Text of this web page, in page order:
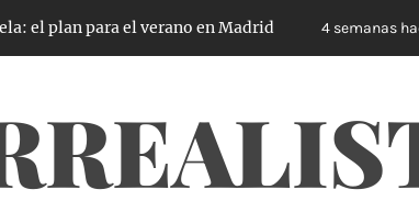
el plan para el verano en Madrid 4 semanas hace